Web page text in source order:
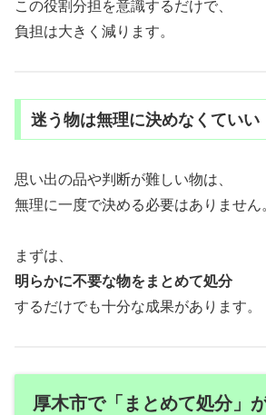
この役割分担を意識するだけで、
負担は大きく減ります。
迷う物は無理に決めなくていい
思い出の品や判断が難しい物は、
無理に一度で決める必要はありません
まずは、
明らかに不要な物をまとめて処分
するだけでも十分な成果があります。
厚木市で「まとめて処分」